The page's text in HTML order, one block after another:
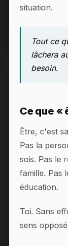
situation.
Tout ce
lâchera
besoin.
Ce que «
Être, c'est
Pas la
sois. Pas le
famille. Pas
éducation.
Toi. Sans
sens